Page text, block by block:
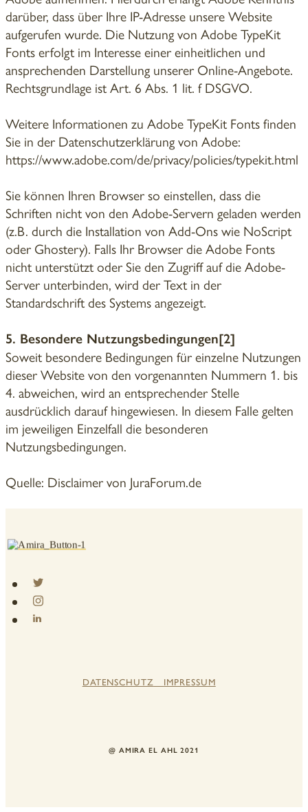
darüber, dass über Ihre IP-Adresse unsere Website
aufgerufen wurde. Die Nutzung von Adobe TypeKit
Fonts erfolgt im Interesse einer einheitlichen und
ansprechenden Darstellung unserer Online-Angebote.
Rechtsgrundlage ist Art. 6 Abs. 1 lit. f DSGVO.
Weitere Informationen zu Adobe TypeKit Fonts finden
Sie in der Datenschutzerklärung von Adobe:
https://www.adobe.com/de/privacy/policies/typekit.html
Sie können Ihren Browser so einstellen, dass die
Schriften nicht von den Adobe-Servern geladen werden
(z.B. durch die Installation von Add-Ons wie NoScript
oder Ghostery). Falls Ihr Browser die Adobe Fonts
nicht unterstützt oder Sie den Zugriff auf die Adobe-
Server unterbinden, wird der Text in der
Standardschrift des Systems angezeigt.
5. Besondere Nutzungsbedingungen[2]
Soweit besondere Bedingungen für einzelne Nutzungen
dieser Website von den vorgenannten Nummern 1. bis
4. abweichen, wird an entsprechender Stelle
ausdrücklich darauf hingewiesen. In diesem Falle gelten
im jeweiligen Einzelfall die besonderen
Nutzungsbedingungen.
Quelle: Disclaimer von JuraForum.de
DATENSCHUTZ IMPRESSUM
@ AMIRA EL AHL 2021